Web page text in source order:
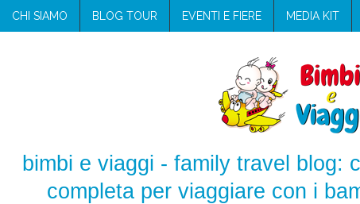
CHI SIAMO BLOG TOUR EVENTI E FIERE MEDIA KIT
bimbi e viaggi - family travel blog:
completa per viaggiare con i